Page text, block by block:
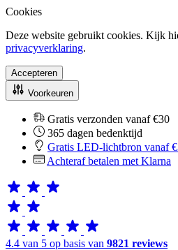
Cookies
Deze website gebruikt cookies. Kijk
privacyverklaring.
Accepteren
Voorkeuren
Gratis verzonden vanaf €30
365 dagen bedenktijd
Gratis LED-lichtbron vanaf
Achteraf betalen met Klarna
4.4 van 5 op basis van 9821 reviews